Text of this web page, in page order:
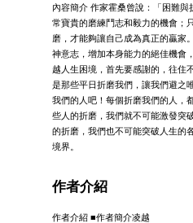
內容簡介 作家霍桑曾說：「困難
常寶貴的磨練鬥志和毅力的機會；
磨，才能夠讓自己成為真正的贏家
神意志，增加本身能力的絕佳機會
越人生困境，首先要感謝的，往住
是那些平日折磨我們，讓我們避之
我們的人吧！每個折磨我們的人，
些人的折磨，我們就不可能激發突
的折磨，我們也不可能突破人生的
境界。
作者介紹
作者介紹 ■作者簡介凌越